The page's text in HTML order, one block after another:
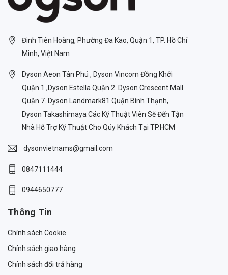
Đinh Tiên Hoàng, Phường Đa Kao, Quận 1, TP. Hồ Chí
Minh, Việt Nam
Dyson Aeon Tân Phú , Dyson Vincom Đồng Khởi
Quận 1 ,Dyson Estella Quận 2. Dyson Crescent Mall
Quận 7. Dyson Landmark81 Quận Bình Thạnh,
Dyson Takashimaya Các Kỹ Thuật Viên Sẽ Đến Tận
Nhà Hỗ Trợ Kỹ Thuật Cho Qúy Khách Tại TP.HCM
dysonvietnams@gmail.com
0847111444
0944650777
Thông Tin
Chính sách Cookie
Chính sách giao hàng
Chính sách đổi trả hàng